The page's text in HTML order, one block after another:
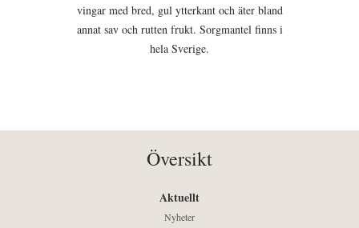
vingar med bred, gul ytterkant och äter bland
annat sav och rutten frukt. Sorgmantel finns i
hela Sverige.
Översikt
Aktuellt
Nyheter